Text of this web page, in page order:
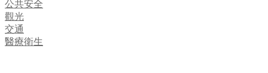
公共安全
觀光
交通
醫療衛生